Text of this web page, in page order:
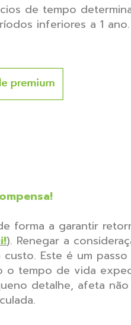
de tempo
inferiores a 1
forma a garantir
). Renegar a
Este é um passo
o tempo de vida
detalhe, afeta